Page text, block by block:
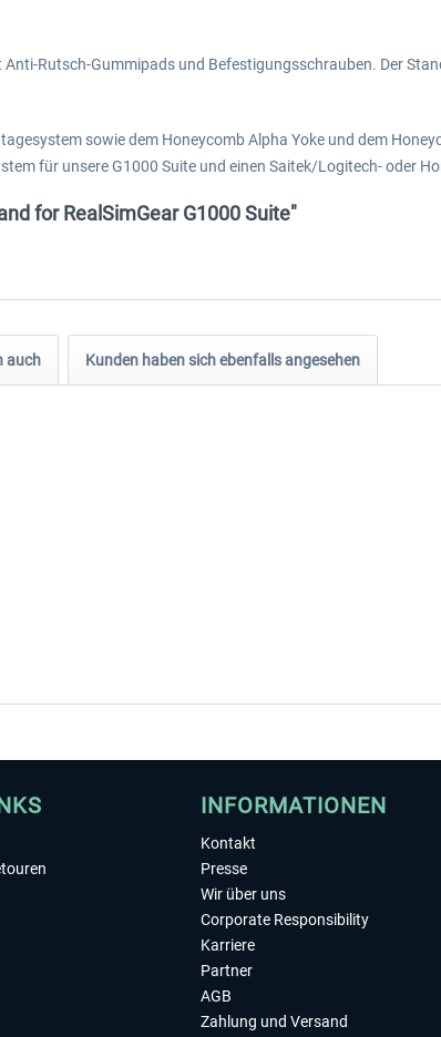
Rutsch-Gummipads und Befestigungsschrauben. Der
sowie dem Honeycomb Alpha Yoke und dem
für unsere G1000 Suite und einen Saitek/Logitech- oder
for RealSimGear G1000 Suite"
auch Kunden haben sich ebenfalls angesehen
INFORMATIONEN
Kontakt
Presse
Wir über uns
Corporate Responsibility
Karriere
Partner
AGB
Zahlung und Versand